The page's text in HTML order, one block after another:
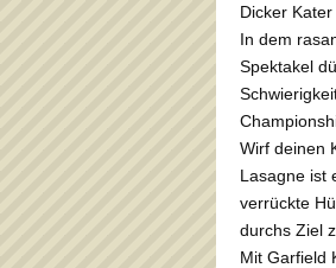
Dicker
In dem
Spektakel
Wirf deinen
Lasagne ist
verrückte
durchs Ziel
Mit Garfield